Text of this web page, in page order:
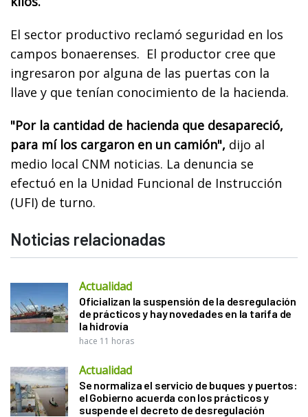
El sector productivo reclamó seguridad en los
campos bonaerenses. El productor cree que
ingresaron por alguna de las puertas con la
llave y que tenían conocimiento de la hacienda.
"Por la cantidad de hacienda que desapareció,
para mí los cargaron en un camión", dijo al
medio local CNM noticias. La denuncia se
efectuó en la Unidad Funcional de Instrucción
(UFI) de turno.
Noticias relacionadas
Actualidad
Oficializan la suspensión de la desregulación
de prácticos y hay novedades en la tarifa de
la hidrovía
hace 11 horas
Actualidad
Se normaliza el servicio de buques y puertos:
el Gobierno acuerda con los prácticos y
suspende el decreto de desregulación